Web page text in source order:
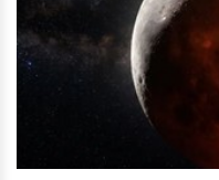
योग हैं। आइए जानते हैं मेष से
राशिफल।